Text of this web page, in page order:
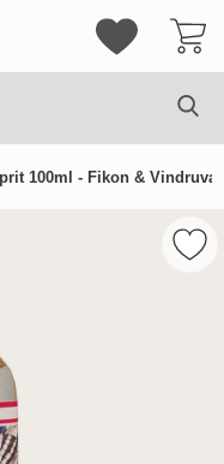
Mina
100ml - Fikon & Vindruva